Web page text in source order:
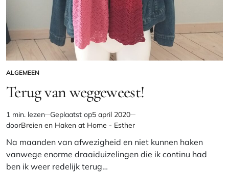
GEPLAATST
IN
ALGEMEEN
Terug van weggeweest!
Geschatte
leestijd
1 min. lezen Geplaatst op5 april 2020
doorBreien en Haken at Home - Esther
Na maanden van afwezigheid en niet kunnen haken
vanwege enorme draaiduizelingen die ik continu had
ben ik weer redelijk terug…